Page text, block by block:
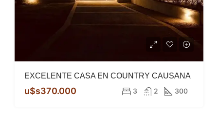
EXCELENTE CASA EN COUNTRY CAUSANA
u$s370.000 3 2 300